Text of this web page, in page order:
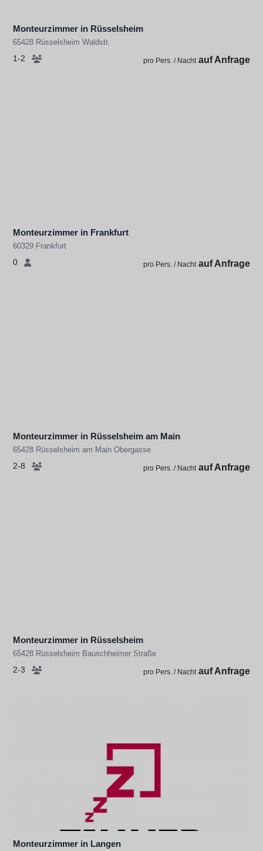
Monteurzimmer in Rüsselsheim
65428 Rüsselsheim Waldstr.
1-2 pro Pers. / Nacht auf Anfrage
Monteurzimmer in Frankfurt
60329 Frankfurt
0 pro Pers. / Nacht auf Anfrage
Monteurzimmer in Rüsselsheim am Main
65428 Rüsselsheim am Main Obergasse
2-8 pro Pers. / Nacht auf Anfrage
Monteurzimmer in Rüsselsheim
65428 Rüsselsheim Bauschheimer Straße
2-3 pro Pers. / Nacht auf Anfrage
Monteurzimmer in Langen